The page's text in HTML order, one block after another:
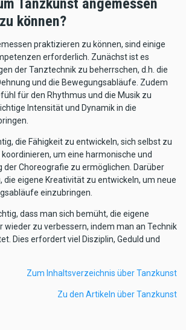
können?
praktizieren zu können, sind einige
erforderlich. Zunächst ist es
der Tanztechnik zu beherrschen, d.h. die
und die Bewegungsabläufe. Zudem
für den Rhythmus und die Musik zu
Intensität und Dynamik in die
die Fähigkeit zu entwickeln, sich selbst zu
um eine harmonische und
der Choreografie zu ermöglichen. Darüber
die eigene Kreativität zu entwickeln, um neue
einzubringen.
dass man sich bemüht, die eigene
wieder zu verbessern, indem man an Technik
Dies erfordert viel Disziplin, Geduld und
Zum Inhaltsverzeichnis über Tanzkunst
Zu den Artikeln über Tanzkunst